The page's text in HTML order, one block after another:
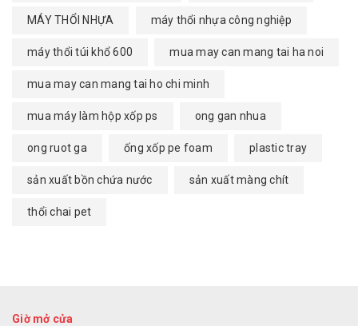
MÁY THỔI NHỰA máy thổi nhựa công nghiệp
máy thổi túi khổ 600 mua may can mang tai ha noi
mua may can mang tai ho chi minh
mua máy làm hộp xốp ps ong gan nhua
ong ruot ga ống xốp pe foam plastic tray
sản xuất bồn chứa nước sản xuất màng chít
thổi chai pet
Giờ mở cửa